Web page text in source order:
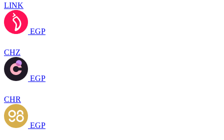
LINK
EGP
CHZ
EGP
CHR
EGP